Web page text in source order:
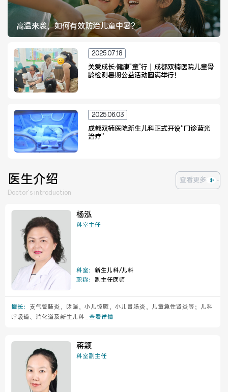
通知公告
医联体介绍 新闻动态
招聘职位
高温来袭，如何有效防治儿童中暑？
2025.07.18
关爱成长·健康"童"行 | 成都双楠医院儿童骨
龄检测暑期公益活动圆满举行！
2025.06.03
成都双楠医院新生儿科正式开设“门诊蓝光
治疗”
医生介绍
Doctor's introduction
查看更多
杨泓
科室主任
科室：新生儿科/儿科
职称： 副主任医师
擅长： 支气管肺炎，哮喘，小儿惊厥，小儿胃肠炎，儿童急性肾炎等；儿科
呼吸道、消化道及新生儿科... 查看详情
蒋颖
科室副主任